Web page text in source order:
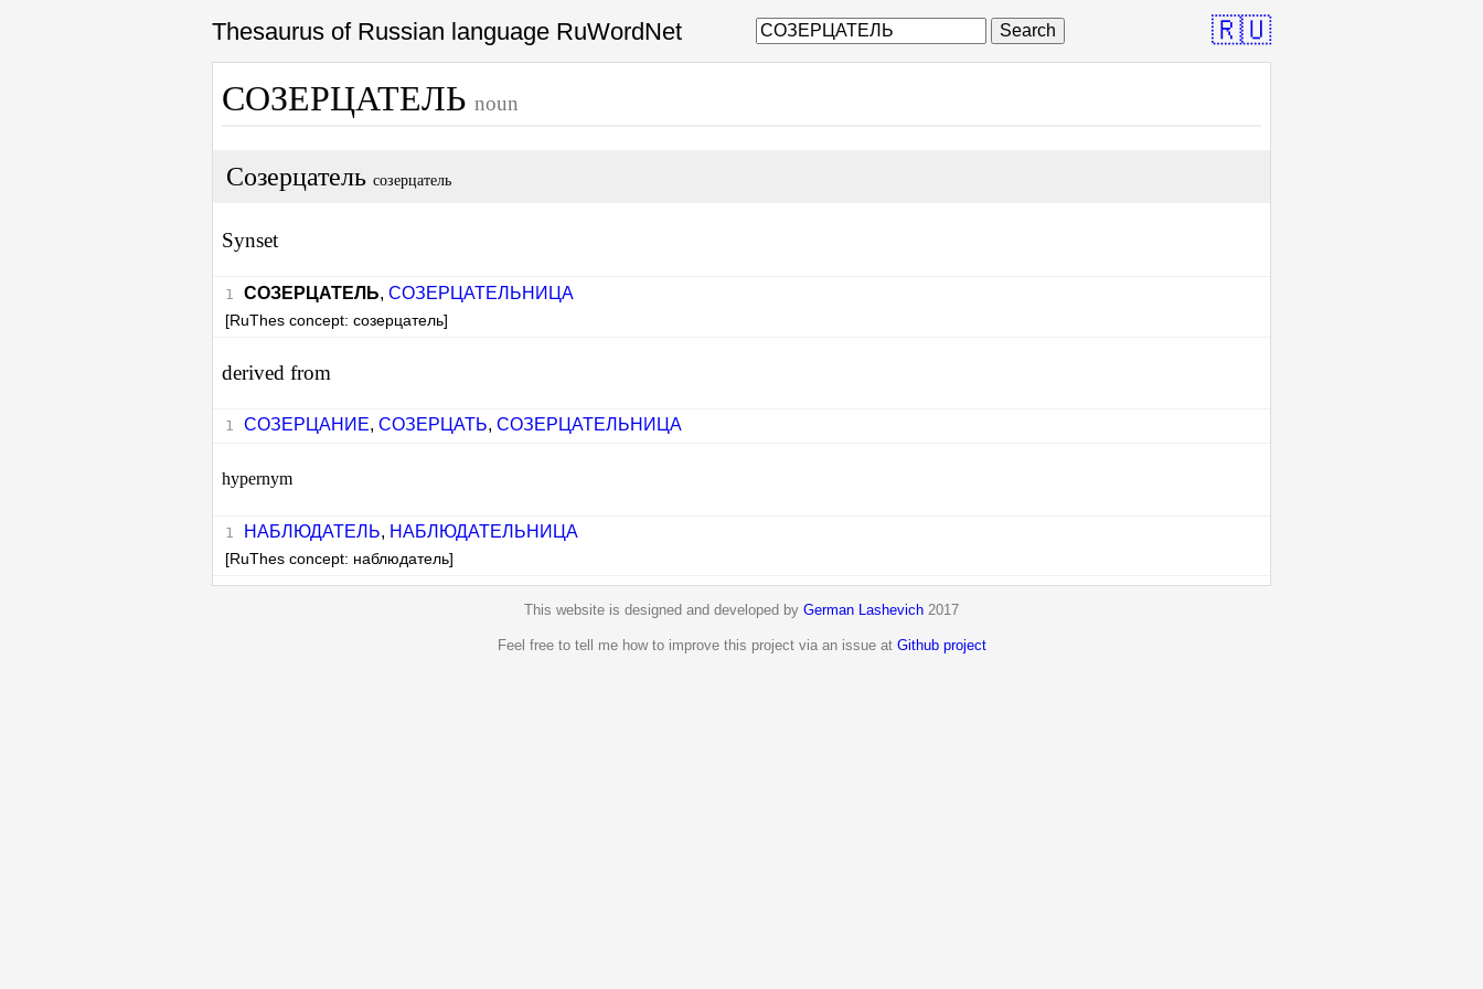
Thesaurus of Russian language RuWordNet Search 🇷🇺
СОЗЕРЦАТЕЛЬ noun
Созерцатель созерцатель
Synset
СОЗЕРЦАТЕЛЬ, СОЗЕРЦАТЕЛЬНИЦА
[RuThes concept: созерцатель]
derived from
СОЗЕРЦАНИЕ, СОЗЕРЦАТЬ, СОЗЕРЦАТЕЛЬНИЦА
hypernym
НАБЛЮДАТЕЛЬ, НАБЛЮДАТЕЛЬНИЦА
[RuThes concept: наблюдатель]
This website is designed and developed by German Lashevich 2017
Feel free to tell me how to improve this project via an issue at Github project